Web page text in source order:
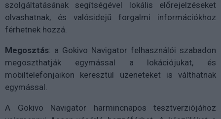
szolgáltatásának segítségével lokális előrejelzéseket
olvashatnak, és valósidejű forgalmi információkhoz
férhetnek hozzá.
Megosztás: a Gokivo Navigator felhasználói szabadon
megoszthatják egymással a lokációjukat, és
mobiltelefonjaikon keresztül üzeneteket is válthatnak
egymással.
A Gokivo Navigator harmincnapos tesztverziójához